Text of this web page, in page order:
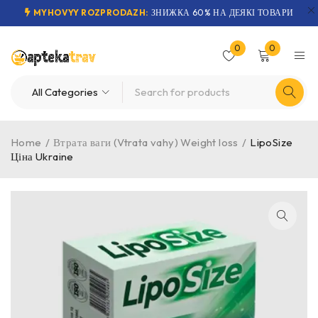
MYHOVYY ROZPRODAZH: ЗНИЖКА 60% НА ДЕЯКІ ТОВАРИ
0 0
Home / Втрата ваги (Vtrata vahy) Weight loss / LipoSize
Ціна Ukraine